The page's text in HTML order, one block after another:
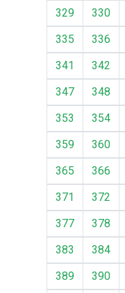
329
330
335
336
341
342
347
348
353
354
359
360
365
366
371
372
377
378
383
384
389
390